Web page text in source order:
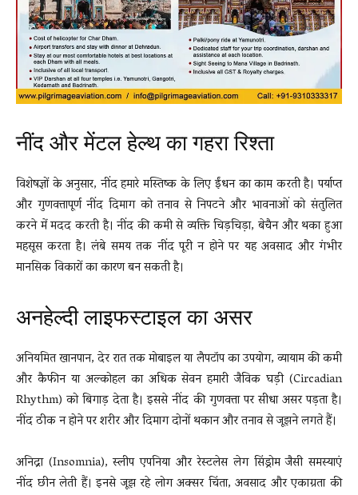
नींद और मेंटल हेल्थ का गहरा रिश्ता
विशेषज्ञों के अनुसार, नींद हमारे मस्तिष्क के लिए ईंधन का काम करती है। पर्याप्त
और गुणवत्तापूर्ण नींद दिमाग को तनाव से निपटने और भावनाओं को संतुलित
करने में मदद करती है। नींद की कमी से व्यक्ति चिड़चिड़ा, बेचैन और थका हुआ
महसूस करता है। लंबे समय तक नींद पूरी न होने पर यह अवसाद और गंभीर
मानसिक विकारों का कारण बन सकती है।
अनहेल्दी लाइफस्टाइल का असर
अनियमित खानपान, देर रात तक मोबाइल या लैपटॉप का उपयोग, व्यायाम की कमी
और कैफीन या अल्कोहल का अधिक सेवन हमारी जैविक घड़ी (Circadian
Rhythm) को बिगाड़ देता है। इससे नींद की गुणवत्ता पर सीधा असर पड़ता है।
नींद ठीक न होने पर शरीर और दिमाग दोनों थकान और तनाव से जूझने लगते हैं।
अनिद्रा (Insomnia), स्लीप एपनिया और रेस्टलेस लेग सिंड्रोम जैसी समस्याएं
नींद छीन लेती हैं। इनसे जूझ रहे लोग अक्सर चिंता, अवसाद और एकाग्रता की